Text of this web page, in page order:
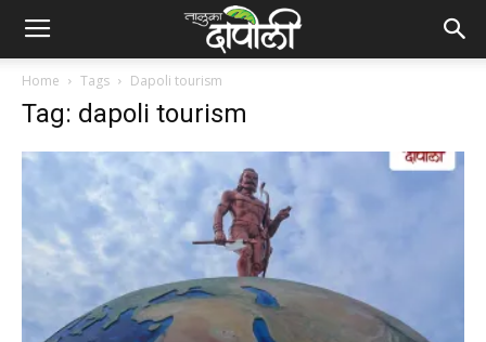
Home Tags Dapoli tourism
Tag: dapoli tourism